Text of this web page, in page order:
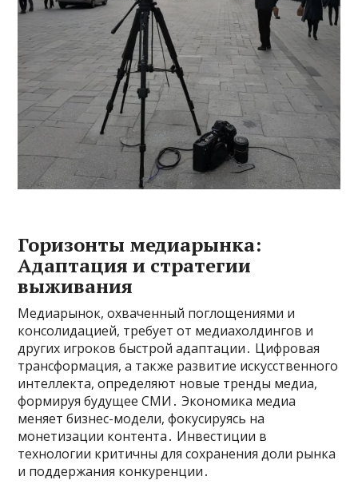
Горизонты медиарынка:
Адаптация и стратегии
выживания
Медиарынок, охваченный поглощениями и
консолидацией, требует от медиахолдингов и
других игроков быстрой адаптации․ Цифровая
трансформация, а также развитие искусственного
интеллекта, определяют новые тренды медиа,
формируя будущее СМИ․ Экономика медиа
меняет бизнес-модели, фокусируясь на
монетизации контента․ Инвестиции в
технологии критичны для сохранения доли рынка
и поддержания конкуренции․